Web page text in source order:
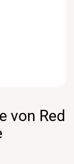
von Red